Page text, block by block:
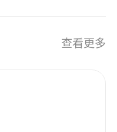
查看更多